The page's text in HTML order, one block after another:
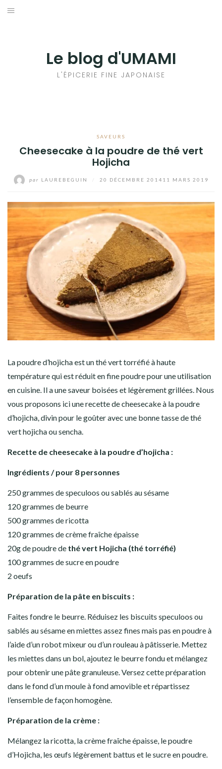
Aller
Le blog d'UMAMI
L'ÉPICERIE FINE JAPONAISE
SAVEURS
Cheesecake à la poudre de thé vert
Hojicha
par LAUREBEGUIN 20 DÉCEMBRE 2014 11 MARS 2019
La poudre d’hojicha est un thé vert torréfié à haute
température qui est réduit en fine poudre pour une utilisation
en cuisine. Il a une saveur boisées et légèrement grillées. Nous
vous proposons ici une recette de cheesecake à la poudre
d’hojicha, divin pour le goûter avec une bonne tasse de thé
vert hojicha ou sencha.
Recette de cheesecake à la poudre d’hojicha :
Ingrédients / pour 8 personnes
250 grammes de speculoos ou sablés au sésame
120 grammes de beurre
500 grammes de ricotta
120 grammes de crème fraîche épaisse
20g de poudre de thé vert Hojicha (thé torréfié)
100 grammes de sucre en poudre
2 oeufs
Préparation de la pâte en biscuits :
Faites fondre le beurre. Réduisez les biscuits speculoos ou
sablés au sésame en miettes assez fines mais pas en poudre à
l’aide d’un robot mixeur ou d’un rouleau à pâtisserie. Mettez
les miettes dans un bol, ajoutez le beurre fondu et mélangez
pour obtenir une pâte granuleuse. Versez cette préparation
dans le fond d’un moule à fond amovible et répartissez
l’ensemble de façon homogène.
Préparation de la crème :
Mélangez la ricotta, la crème fraîche épaisse, le poudre
d’Hojicha, les œufs légèrement battus et le sucre en poudre.